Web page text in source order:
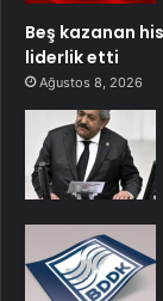
Beş kazanan
liderlik etti
Ağustos 8, 2026